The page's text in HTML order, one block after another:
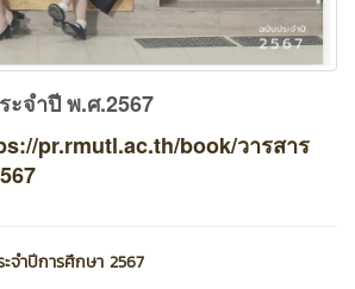
ะจำปี พ.ศ.2567
pr.rmutl.ac.th/book/วารสาร
ะจำปีการศึกษา 2567